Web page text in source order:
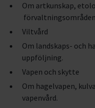
Om artkunskap,
Viltvård
Om landskaps- och
uppföljning.
Vapen och skytte
Om hagelvapen,
vapenvård.